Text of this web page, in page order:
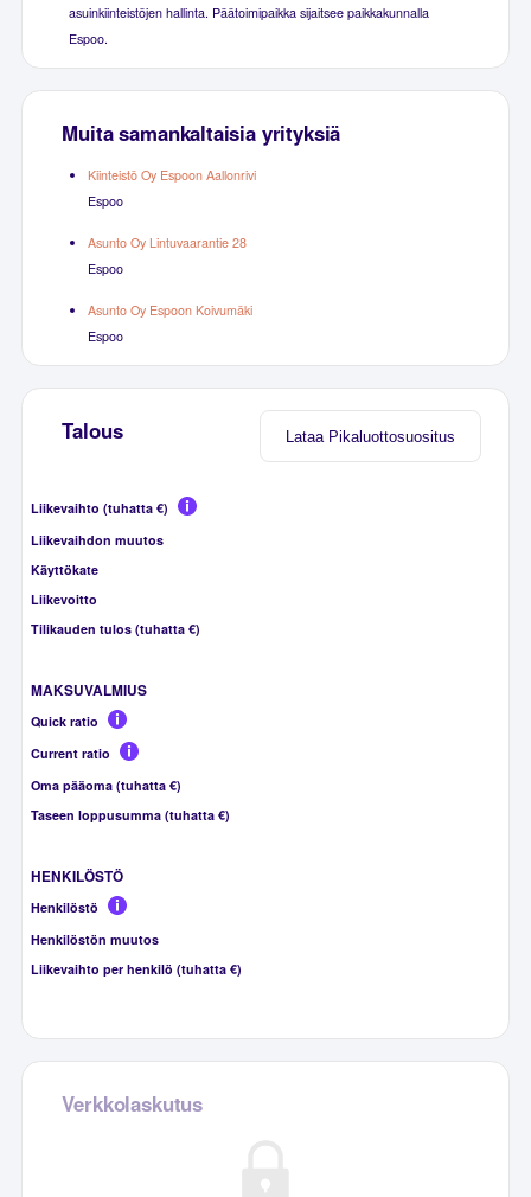
asuinkiinteistöjen hallinta. Päätoimipaikka sijaitsee paikkakunnalla
Espoo.
Muita samankaltaisia yrityksiä
Kiinteistö Oy Espoon Aallonrivi
Espoo
Asunto Oy Lintuvaarantie 28
Espoo
Asunto Oy Espoon Koivumäki
Espoo
Lataa Pikaluottosuositus
Talous
Liikevaihto (tuhatta €)
Liikevaihdon muutos
Käyttökate
Liikevoitto
Tilikauden tulos (tuhatta €)
MAKSUVALMIUS
Quick ratio
Current ratio
Oma pääoma (tuhatta €)
Taseen loppusumma (tuhatta €)
HENKILÖSTÖ
Henkilöstö
Henkilöstön muutos
Liikevaihto per henkilö (tuhatta €)
Verkkolaskutus